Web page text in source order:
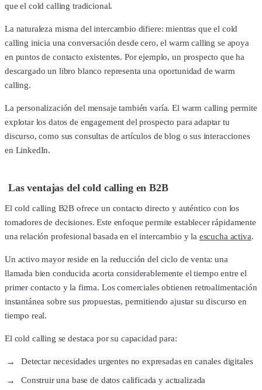
que el cold calling tradicional.
La naturaleza misma del intercambio difiere: mientras que el cold
calling inicia una conversación desde cero, el warm calling se apoya
en puntos de contacto existentes. Por ejemplo, un prospecto que ha
descargado un libro blanco representa una oportunidad de warm
calling.
La personalización del mensaje también varía. El warm calling permite
explotar los datos de engagement del prospecto para adaptar tu
discurso, como sus consultas de artículos de blog o sus interacciones
en LinkedIn.
Las ventajas del cold calling en B2B
El cold calling B2B ofrece un contacto directo y auténtico con los
tomadores de decisiones. Este enfoque permite establecer rápidamente
una relación profesional basada en el intercambio y la escucha activa.
Un activo mayor reside en la reducción del ciclo de venta: una
llamada bien conducida acorta considerablemente el tiempo entre el
primer contacto y la firma. Los comerciales obtienen retroalimentación
instantánea sobre sus propuestas, permitiendo ajustar su discurso en
tiempo real.
El cold calling se destaca por su capacidad para:
Detectar necesidades urgentes no expresadas en canales digitales
Construir una base de datos calificada y actualizada